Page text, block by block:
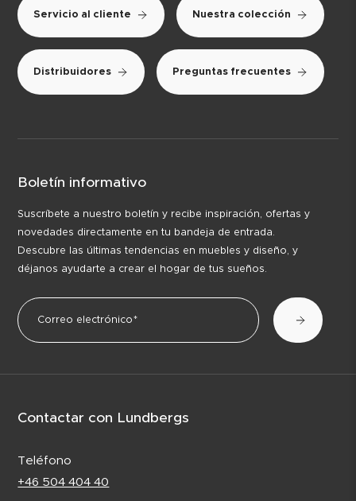
Servicio al cliente Nuestra colección
Distribuidores Preguntas frecuentes
Boletín informativo
Suscríbete a nuestro boletín y recibe inspiración, ofertas y
novedades directamente en tu bandeja de entrada.
Descubre las últimas tendencias en muebles y diseño, y
déjanos ayudarte a crear el hogar de tus sueños.
Contactar con Lundbergs
Teléfono
+46 504 404 40